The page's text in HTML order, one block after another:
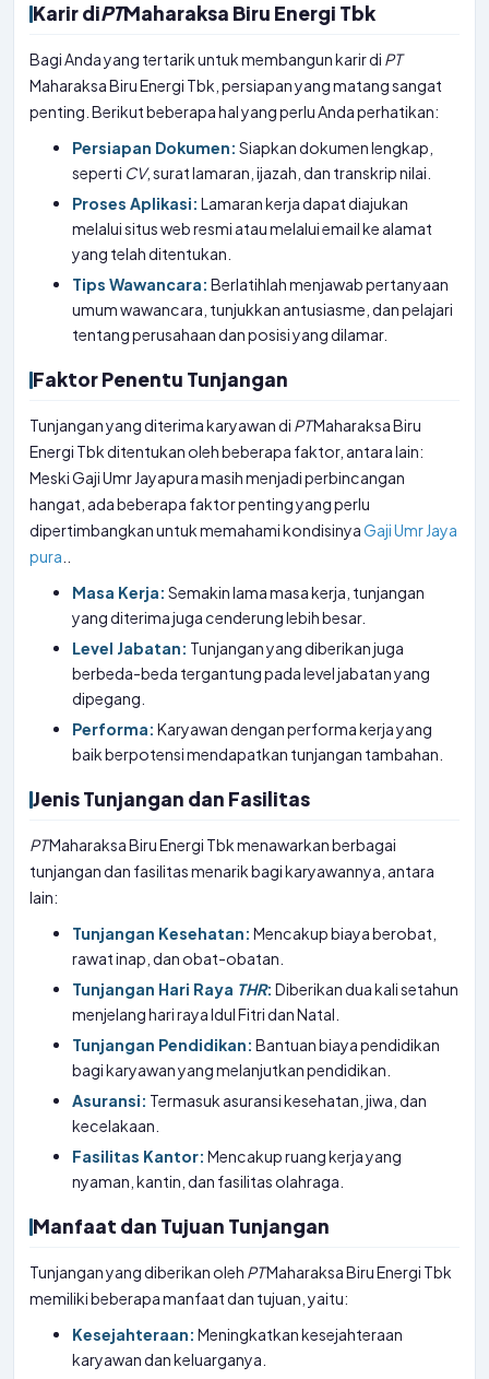
Karir diPTMaharaksa Biru Energi Tbk
Bagi Anda yang tertarik untuk membangun karir di PT
Maharaksa Biru Energi Tbk, persiapan yang matang sangat
penting. Berikut beberapa hal yang perlu Anda perhatikan:
Persiapan Dokumen: Siapkan dokumen lengkap,
seperti CV, surat lamaran, ijazah, dan transkrip nilai.
Proses Aplikasi: Lamaran kerja dapat diajukan
melalui situs web resmi atau melalui email ke alamat
yang telah ditentukan.
Tips Wawancara: Berlatihlah menjawab pertanyaan
umum wawancara, tunjukkan antusiasme, dan pelajari
tentang perusahaan dan posisi yang dilamar.
Faktor Penentu Tunjangan
Tunjangan yang diterima karyawan di PTMaharaksa Biru
Energi Tbk ditentukan oleh beberapa faktor, antara lain:
Meski Gaji Umr Jayapura masih menjadi perbincangan
hangat, ada beberapa faktor penting yang perlu
dipertimbangkan untuk memahami kondisinyaGaji Umr Jaya
pura
Masa Kerja: Semakin lama masa kerja, tunjangan
yang diterima juga cenderung lebih besar.
Level Jabatan: Tunjangan yang diberikan juga
berbeda-beda tergantung pada level jabatan yang
dipegang.
Performa: Karyawan dengan performa kerja yang
baik berpotensi mendapatkan tunjangan tambahan.
Jenis Tunjangan dan Fasilitas
PTMaharaksa Biru Energi Tbk menawarkan berbagai
tunjangan dan fasilitas menarik bagi karyawannya, antara
lain:
Tunjangan Kesehatan: Mencakup biaya berobat,
rawat inap, dan obat-obatan.
Tunjangan Hari Raya THR: Diberikan dua kali setahun
menjelang hari raya Idul Fitri dan Natal.
Tunjangan Pendidikan: Bantuan biaya pendidikan
bagi karyawan yang melanjutkan pendidikan.
Asuransi: Termasuk asuransi kesehatan, jiwa, dan
kecelakaan.
Fasilitas Kantor: Mencakup ruang kerja yang
nyaman, kantin, dan fasilitas olahraga.
Manfaat dan Tujuan Tunjangan
Tunjangan yang diberikan oleh PTMaharaksa Biru Energi Tbk
memiliki beberapa manfaat dan tujuan, yaitu:
Kesejahteraan: Meningkatkan kesejahteraan
karyawan dan keluarganya.